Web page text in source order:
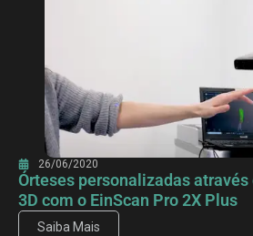
26/06/2020
Órteses personalizadas
3D com o EinScan Pro 2X Plus
Saiba Mais